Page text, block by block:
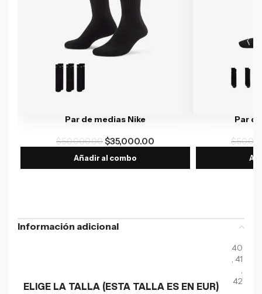
Par de medias Nike
$50,000.00$35,000.00
Añadir al combo
Par
$
Información adicional
ELIGE LA TALLA (ESTA TALLA ES EN EUR)
40
, 41
,
42